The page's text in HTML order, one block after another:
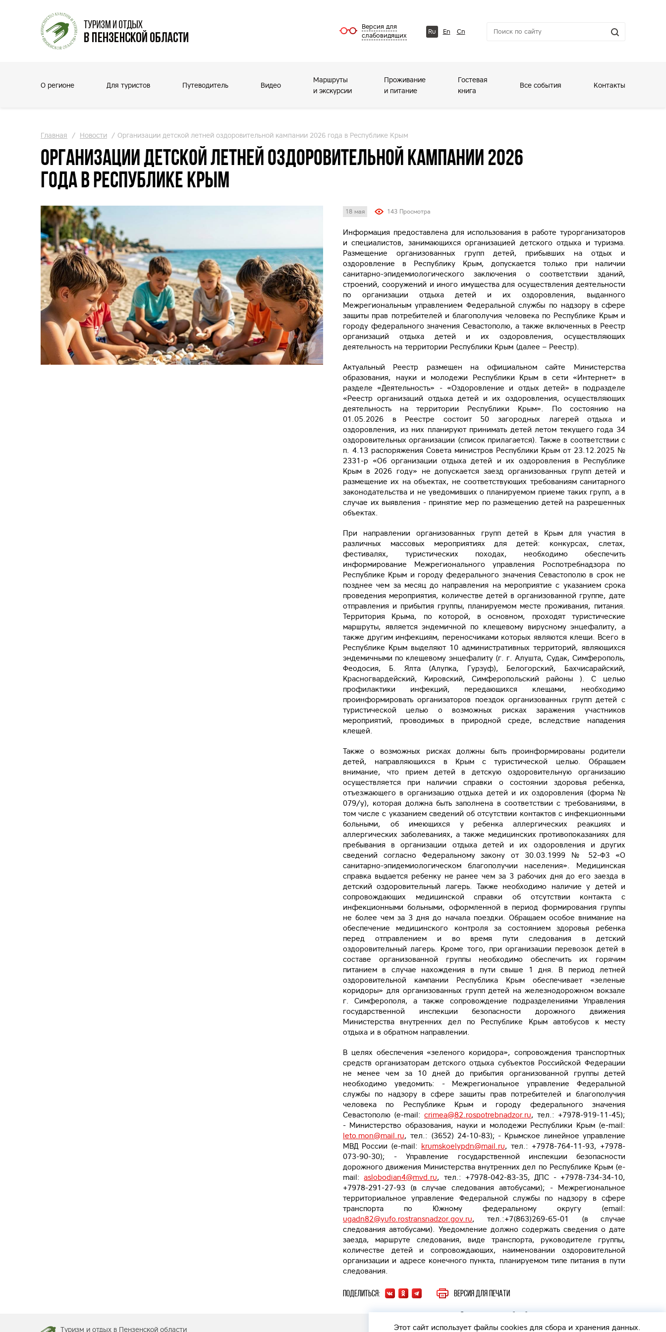
Версия для
слабовидящих
Ru En Cn
О регионе Для туристов Путеводитель Видео
Маршруты
и экскурсии
Проживание
и питание
Гостевая
книга
Все события Контакты
Главная / Новости / Организации детской летней оздоровительной кампании 2026 года в Республике Крым
Организации детской летней оздоровительной кампании 2026
года в Республике Крым
18 мая 143 Просмотра
Информация предоставлена для использования в работе турорганизаторов
и специалистов, занимающихся организацией детского отдыха и туризма.
Размещение организованных групп детей, прибывших на отдых и
оздоровление в Республику Крым, допускается только при наличии
санитарно-эпидемиологического заключения о соответствии зданий,
строений, сооружений и иного имущества для осуществления деятельности
по организации отдыха детей и их оздоровления, выданного
Межрегиональным управлением Федеральной службы по надзору в сфере
защиты прав потребителей и благополучия человека по Республике Крым и
городу федерального значения Севастополю, а также включенных в Реестр
организаций отдыха детей и их оздоровления, осуществляющих
деятельность на территории Республики Крым (далее – Реестр).
Актуальный Реестр размещен на официальном сайте Министерства
образования, науки и молодежи Республики Крым в сети «Интернет» в
разделе «Деятельность» - «Оздоровление и отдых детей» в подразделе
«Реестр организаций отдыха детей и их оздоровления, осуществляющих
деятельность на территории Республики Крым». По состоянию на
01.05.2026 в Реестре состоит 50 загородных лагерей отдыха и
оздоровления, из них планируют принимать детей летом текущего года 34
оздоровительных организации (список прилагается). Также в соответствии с
п. 4.13 распоряжения Совета министров Республики Крым от 23.12.2025 №
2331-р «Об организации отдыха детей и их оздоровления в Республике
Крым в 2026 году» не допускается заезд организованных групп детей и
размещение их на объектах, не соответствующих требованиям санитарного
законодательства и не уведомивших о планируемом приеме таких групп, а в
случае их выявления - принятие мер по размещению детей на разрешенных
объектах.
При направлении организованных групп детей в Крым для участия в
различных массовых мероприятиях для детей: конкурсах, слетах,
фестивалях, туристических походах, необходимо обеспечить
информирование Межрегионального управления Роспотребнадзора по
Республике Крым и городу федерального значения Севастополю в срок не
позднее чем за месяц до направления на мероприятие с указанием срока
проведения мероприятия, количестве детей в организованной группе, дате
отправления и прибытия группы, планируемом месте проживания, питания.
Территория Крыма, по которой, в основном, проходят туристические
маршруты, является эндемичной по клещевому вирусному энцефалиту, а
также другим инфекциям, переносчиками которых являются клещи. Всего в
Республике Крым выделяют 10 административных территорий, являющихся
эндемичными по клещевому энцефалиту (г. г. Алушта, Судак, Симферополь,
Феодосия, Б. Ялта (Алупка, Гурзуф), Белогорский, Бахчисарайский,
Красногвардейский, Кировский, Симферопольский районы ). С целью
профилактики инфекций, передающихся клещами, необходимо
проинформировать организаторов поездок организованных групп детей с
туристической целью о возможных рисках заражения участников
мероприятий, проводимых в природной среде, вследствие нападения
клещей.
Также о возможных рисках должны быть проинформированы родители
детей, направляющихся в Крым с туристической целью. Обращаем
внимание, что прием детей в детскую оздоровительную организацию
осуществляется при наличии справки о состоянии здоровья ребенка,
отъезжающего в организацию отдыха детей и их оздоровления (форма №
079/у), которая должна быть заполнена в соответствии с требованиями, в
том числе с указанием сведений об отсутствии контактов с инфекционными
больными, об имеющихся у ребенка аллергических реакциях и
аллергических заболеваниях, а также медицинских противопоказаниях для
пребывания в организации отдыха детей и их оздоровления и других
сведений согласно Федеральному закону от 30.03.1999 № 52-ФЗ «О
санитарно-эпидемиологическом благополучии населения». Медицинская
справка выдается ребенку не ранее чем за 3 рабочих дня до его заезда в
детский оздоровительный лагерь. Также необходимо наличие у детей и
сопровождающих медицинской справки об отсутствии контакта с
инфекционными больными, оформленной в период формирования группы
не более чем за 3 дня до начала поездки. Обращаем особое внимание на
обеспечение медицинского контроля за состоянием здоровья ребенка
перед отправлением и во время пути следования в детский
оздоровительный лагерь. Кроме того, при организации перевозок детей в
составе организованной группы необходимо обеспечить их горячим
питанием в случае нахождения в пути свыше 1 дня. В период летней
оздоровительной кампании Республика Крым обеспечивает «зеленые
коридоры» для организованных групп детей на железнодорожном вокзале
г. Симферополя, а также сопровождение подразделениями Управления
государственной инспекции безопасности дорожного движения
Министерства внутренних дел по Республике Крым автобусов к месту
отдыха и в обратном направлении.
В целях обеспечения «зеленого коридора», сопровождения транспортных
средств организаторам детского отдыха субъектов Российской Федерации
не менее чем за 10 дней до прибытия организованной группы детей
необходимо уведомить: - Межрегиональное управление Федеральной
службы по надзору в сфере защиты прав потребителей и благополучия
человека по Республике Крым и городу федерального значения
Севастополю (e-mail: crimea@82.rospotrebnadzor.ru, тел.: +7978-919-11-45);
- Министерство образования, науки и молодежи Республики Крым (e-mail:
leto.mon@mail.ru, тел.: (3652) 24-10-83); - Крымское линейное управление
МВД России (e-mail: krumskoelypdn@mail.ru, тел.: +7978-764-11-93, +7978-
073-90-30); - Управление государственной инспекции безопасности
дорожного движения Министерства внутренних дел по Республике Крым (e-
mail:aslobodian4@mvd.ru, тел.: +7978-042-83-35, ДПС - +7978-734-34-10,
+7978-291-27-93 (в случае следования автобусами); - Межрегиональное
территориальное управление Федеральной службы по надзору в сфере
транспорта по Южному федеральному округу (email:
ugadn82@yufo.rostransnadzor.gov.ru, тел.:+7(863)269-65-01 (в случае
следования автобусами). Уведомление должно содержать сведения о дате
заезда, маршруте следования, виде транспорта, руководителе группы,
количестве детей и сопровождающих, наименовании оздоровительной
организации и адресе конечного пункта, планируемом типе питания в пути
следования.
Поделиться: Версия для печати
Туризм и отдых в Пензенской области Интерактивная
Согласие на обработку персональных данных
Политика обработки персональных данных
Этот сайт использует файлы cookies для сбора и хранения данных.